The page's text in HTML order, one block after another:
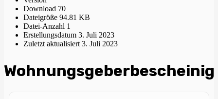
Download 70
Dateigröße 94.81 KB
Datei-Anzahl 1
Erstellungsdatum 3. Juli 2023
Zuletzt aktualisiert 3. Juli 2023